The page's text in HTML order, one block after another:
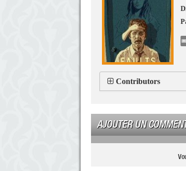
Contributors
AJOUTER UN